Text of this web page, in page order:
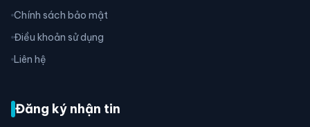
Chính sách bảo mật
Điều khoản sử dụng
Liên hệ
Đăng ký nhận tin